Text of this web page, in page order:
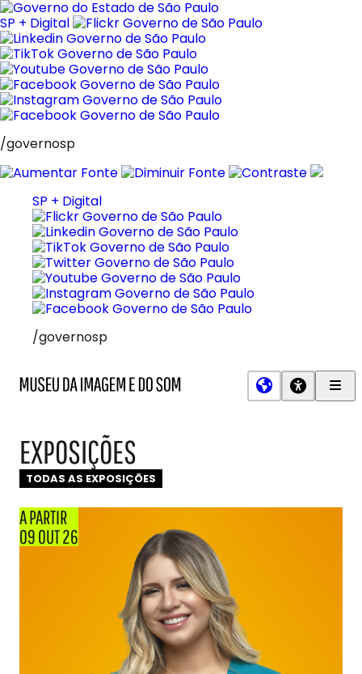
Pular
para
o
conteúdo
SP + Digital
/governosp
SP + Digital
/governosp
e
do
Som
EXPOSIÇÕES
TODAS AS EXPOSIÇÕES
A PARTIR
09 OUT 26